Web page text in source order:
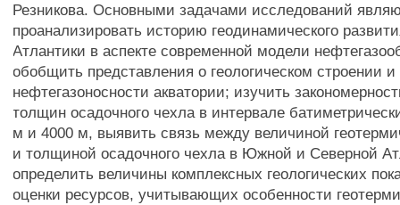
Резникова. Основными задачами исследований
проанализировать историю геодинамического
Атлантики в аспекте современной модели
обобщить представления о геологическом строении и
нефтегазоносности акватории; изучить
толщин осадочного чехла в интервале
м и 4000 м, выявить связь между величиной
и толщиной осадочного чехла в Южной и Северной
определить величины комплексных геологических
оценки ресурсов, учитывающих особенности